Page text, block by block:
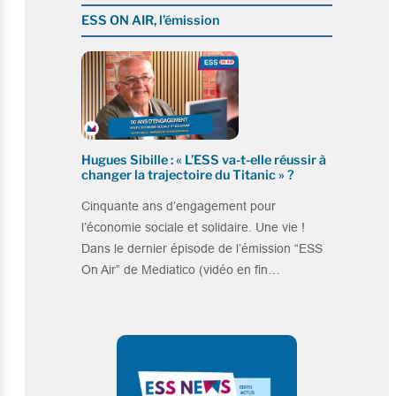
ESS ON AIR, l’émission
Hugues Sibille : « L’ESS va-t-elle réussir à
changer la trajectoire du Titanic » ?
Cinquante ans d’engagement pour
l’économie sociale et solidaire. Une vie !
Dans le dernier épisode de l’émission “ESS
On Air” de Mediatico (vidéo en fin…